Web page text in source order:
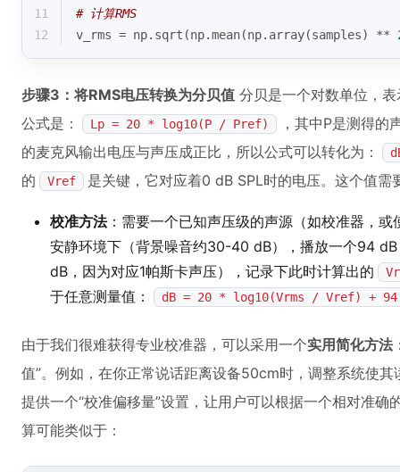
11
# 计算RMS
12
v_rms = np.sqrt(np.mean(np.array(samples) **
步骤3：将RMS电压转换为分贝值 分贝是一个对数单位，
公式是：
Lp = 20 * log10(P / Pref)
，其中P是测得
的麦克风输出电压与声压成正比，所以公式可以转化为：
的 Vref 是关键，它对应着0 dB SPL时的电压。这个值需
校准方法：需要一个已知声压级的声源（如校准器，
安静环境下（背景噪音约30-40 dB），播放一个94
dB，因为对应1帕斯卡声压），记录下此时计算出的
于任意测量值： dB = 20 * log10(Vrms / Vref) + 94
由于我们很难获得专业校准器，可以采用一个实用简化方法
值”。例如，在你正常说话距离设备50cm时，调整系统使
提供一个“校准偏移量”设置，让用户可以根据一个相对准
算可能类似于：